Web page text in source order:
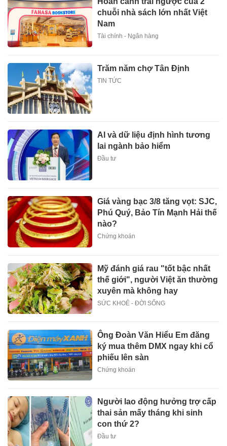
chuỗi nhà sách lớn nhất Việt
Nam
Tài chính - Ngân hàng
Trăm năm chợ Tân Định
TIN TỨC
AI và dữ liệu định hình tương
lai ngành bảo hiểm
Đầu tư
Giá vàng bạc 3/8 tăng vọt: SJC,
Phú Quý, Bảo Tín Mạnh Hải thế
nào?
Chứng khoán
Mỹ đánh giá rau "tốt bậc nhất
thế giới", người Việt ăn thường
xuyên mà không hay
SỨC KHOẺ - ĐỜI SỐNG
Ông Đoàn Văn Hiểu Em đăng
ký mua thêm DMX ngay khi cổ
phiếu lên sàn
Chứng khoán
Người lao động hưởng trợ cấp
thai sản mấy tháng khi sinh
con thứ 2?
Đầu tư